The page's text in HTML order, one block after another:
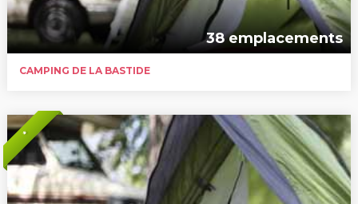
38 emplacements
CAMPING DE LA BASTIDE
*